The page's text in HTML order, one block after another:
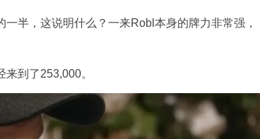
半，这说明什么？一来Robl本身的牌力非常强，
到了253,000。